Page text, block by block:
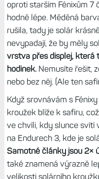
Díky tomu není okolo
jako kdyby luneta byla
vypadají hodinky v
případ Forerunnerů 955,
displeje výrazný černý
menší než F8. Zkrátka
designem působí velmi
mají menší displej(pokud
Solární kroužek, který
oproti starším Fénixům 7
hodně lépe. Měděná
rušila, tady je solár
nevypadají, že by měly